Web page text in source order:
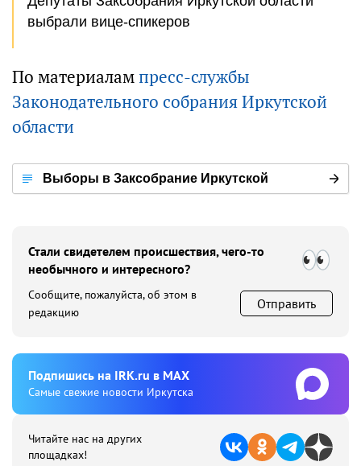
выбрали вице-спикеров
По материалампресс-службы
Законодательного собрания Иркутской
области
Выборы в Заксобрание Иркутской
Стали свидетелем происшествия, чего-то
необычного и интересного?
Сообщите, пожалуйста, об этом в
редакцию
Отправить
Подпишиcь на IRK.ru в MAX
Cамые свежие новости Иркутска
Читайте нас на других
площадках!